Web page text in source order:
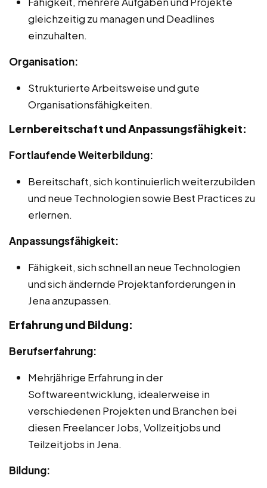
gleichzeitig zu managen und Deadlines
einzuhalten.
Organisation:
Strukturierte Arbeitsweise und gute
Organisationsfähigkeiten.
Lernbereitschaft und Anpassungsfähigkeit:
Fortlaufende Weiterbildung:
Bereitschaft, sich kontinuierlich weiterzubilden
und neue Technologien sowie Best Practices zu
erlernen.
Anpassungsfähigkeit:
Fähigkeit, sich schnell an neue Technologien
und sich ändernde Projektanforderungen in
Jena anzupassen.
Erfahrung und Bildung:
Berufserfahrung:
Mehrjährige Erfahrung in der
Softwareentwicklung, idealerweise in
verschiedenen Projekten und Branchen bei
diesen Freelancer Jobs, Vollzeitjobs und
Teilzeitjobs in Jena.
Bildung: